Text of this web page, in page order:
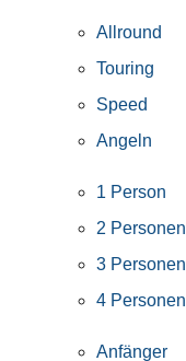
Allround
Touring
Speed
Angeln
1 Person
2 Personen
3 Personen
4 Personen
Anfänger